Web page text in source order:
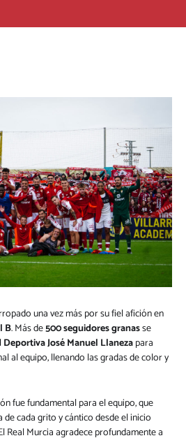
una vez más por su fiel afición en
B. Más de500 seguidores granasse
Deportiva José Manuel Llanezapara
al equipo, llenando las gradas de color y
fue fundamental para el equipo, que
cada grito y cántico desde el inicio
Real Murcia agradece profundamente a